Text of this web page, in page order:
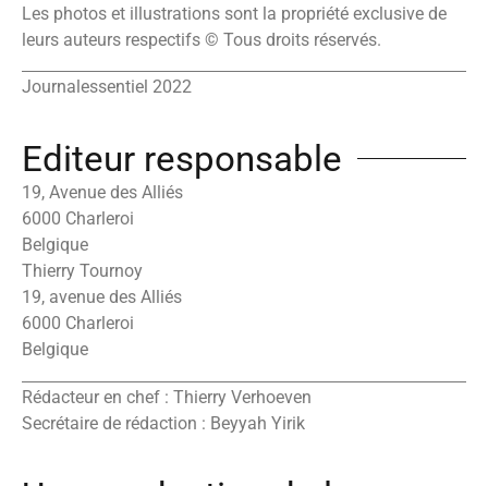
Les photos et illustrations sont la propriété exclusive de
leurs auteurs respectifs © Tous droits réservés.
Journalessentiel 2022
Editeur responsable
19, Avenue des Alliés
6000 Charleroi
Belgique
Thierry Tournoy
19, avenue des Alliés
6000 Charleroi
Belgique
Rédacteur en chef : Thierry Verhoeven
Secrétaire de rédaction : Beyyah Yirik